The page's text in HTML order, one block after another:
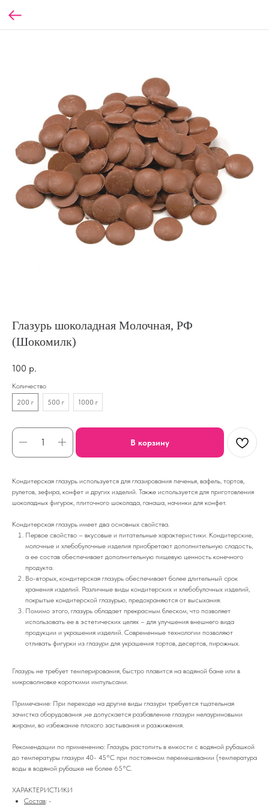
Глазурь шоколадная Молочная, РФ
(Шокомилк)
100 р.
Количество
200 г
500 г 1000 г
В корзину
Кондитерская глазурь используется для глазирования печенья, вафель, тортов,
рулетов, зефира, конфет и других изделий. Также используется для приготовления
шоколадных фигурок, плиточного шоколада, ганаша, начинки для конфет.
Кондитерская глазурь имеет два основных свойства.
Первое свойство – вкусовые и питательные характеристики. Кондитерские,
молочные и хлебобулочные изделия приобретают дополнительную сладость,
а ее состав обеспечивает дополнительную пищевую ценность конечного
продукта.
Во-вторых, кондитерская глазурь обеспечивает более длительный срок
хранения изделий. Различные виды кондитерских и хлебобулочных изделий,
покрытые кондитерской глазурью, предохраняются от высыхания.
Помимо этого, глазурь обладает прекрасным блеском, что позволяет
использовать ее в эстетических целях – для улучшения внешнего вида
продукции и украшения изделий. Современные технологии позволяют
отливать фигурки из глазури для украшения тортов, десертов, пирожных.
Глазурь не требует темперирования, быстро плавится на водяной бане или в
микроволновке короткими импульсами.
Примечание: При переходе на другие виды глазури требуется тщательная
зачистка оборудования ,не допускается разбавление глазури нелауриновыми
жирами, во избежание плохого застывания и разжижения.
Рекомендации по применению: Глазурь растопить в емкости с водяной рубашкой
до температуры глазури 40- 45°С при постоянном перемешивании (температура
воды в водяной рубашке не более 65°С.
ХАРАКТЕРИСТИКИ
Состав: -